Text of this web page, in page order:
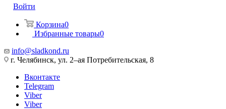
Войти
Корзина0
Избранные товары0
info@sladkond.ru
г. Челябинск, ул. 2–ая Потребительская, 8
Вконтакте
Telegram
Viber
Viber